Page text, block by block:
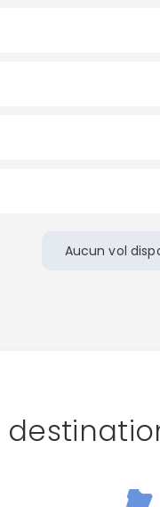
Aucun vol